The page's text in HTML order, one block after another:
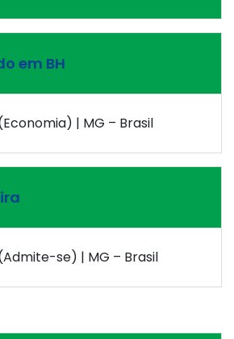
em BH
| MG – Brasil
se) | MG – Brasil